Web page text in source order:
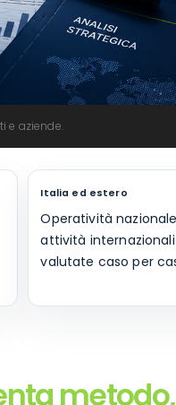
e aziende.
Italia ed estero
Operatività
attività internazionali
valutate caso per